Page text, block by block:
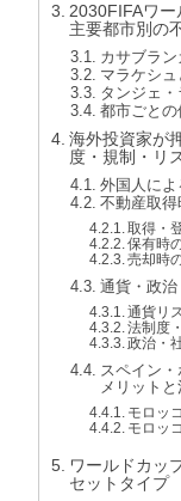
2030FIFAワ
主要都市別の
カサブラ
マラケシ
タンジェ
都市ごと
海外投資家が
度・規制・リ
外国人に
不動産取得
取得・
保有時
売却時
通貨・政
通貨リ
法制度
政治・
スペイン
メリット
モロッ
モロッ
ワールドカッ
セットタイプ